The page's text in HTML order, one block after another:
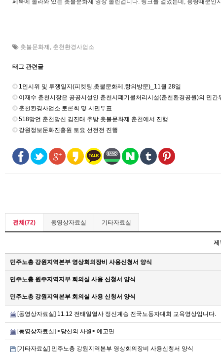
페북에 올라와 있는 촛불문화제 영상 올린겁니다. 링크를 걸었는데, 용량때문인
촛불문화제 , 춘천환경사업소
태그 관련글
1인시위 및 투쟁일지(피켓팅,촛불문화제,항의방문)_11월 28일
이재수 춘천시장은 공공시설인 춘천시폐기물처리시설(춘천환경공원)의 민간
춘천환경사업소 토론회 및 시민투표
518망언 춘천망신 김진태 추방 촛불문화제 춘천에서 진행
강원정보문화진흥원 토요 선전전 진행
전체(72) 동영상자료실 기타자료실
제
민주노총 강원지역본부 영상회의장비 사용신청서 양식
민주노총 원주지역지부 회의실 사용 신청서 양식
민주노총 강원지역본부 회의실 사용 신청서 양식
[동영상자료실] 11.12 전태일열사 정신계승 전국노동자대회 교육영상입니다.
[동영상자료실] <당신의 사월> 예고편
[기타자료실] 민주노총 강원지역본부 영상회의장비 사용신청서 양식